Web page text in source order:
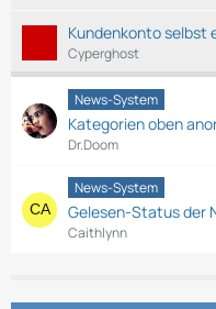
Kundenkonto selbst
Cyperghost
News-System
Kategorien oben
Dr.Doom
News-System
Gelesen-Status der
Caithlynn